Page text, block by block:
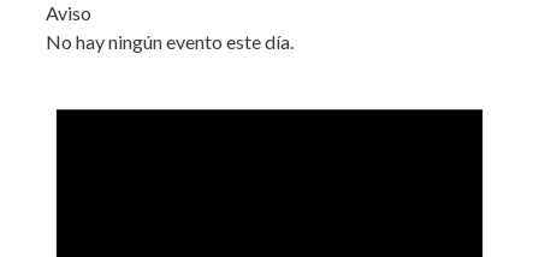
Aviso
No hay ningún evento este día.